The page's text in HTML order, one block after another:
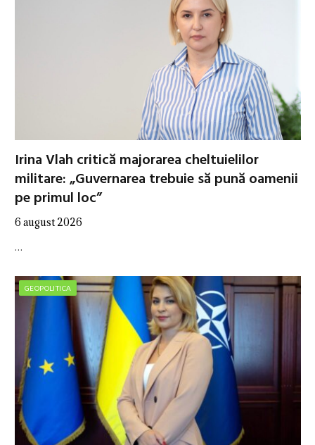
Irina Vlah critică majorarea cheltuielilor
militare: „Guvernarea trebuie să pună oamenii
pe primul loc”
6 august 2026
…
GEOPOLITICA